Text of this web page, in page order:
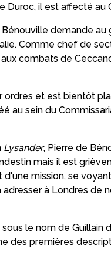
Duroc, il est affecté au
demande au
Comme chef de
combats de
ordres et est bientôt
au sein du
Lysander, Pierre de
mais il est
mission, se
à Londres de
le nom de Guillain
des premières